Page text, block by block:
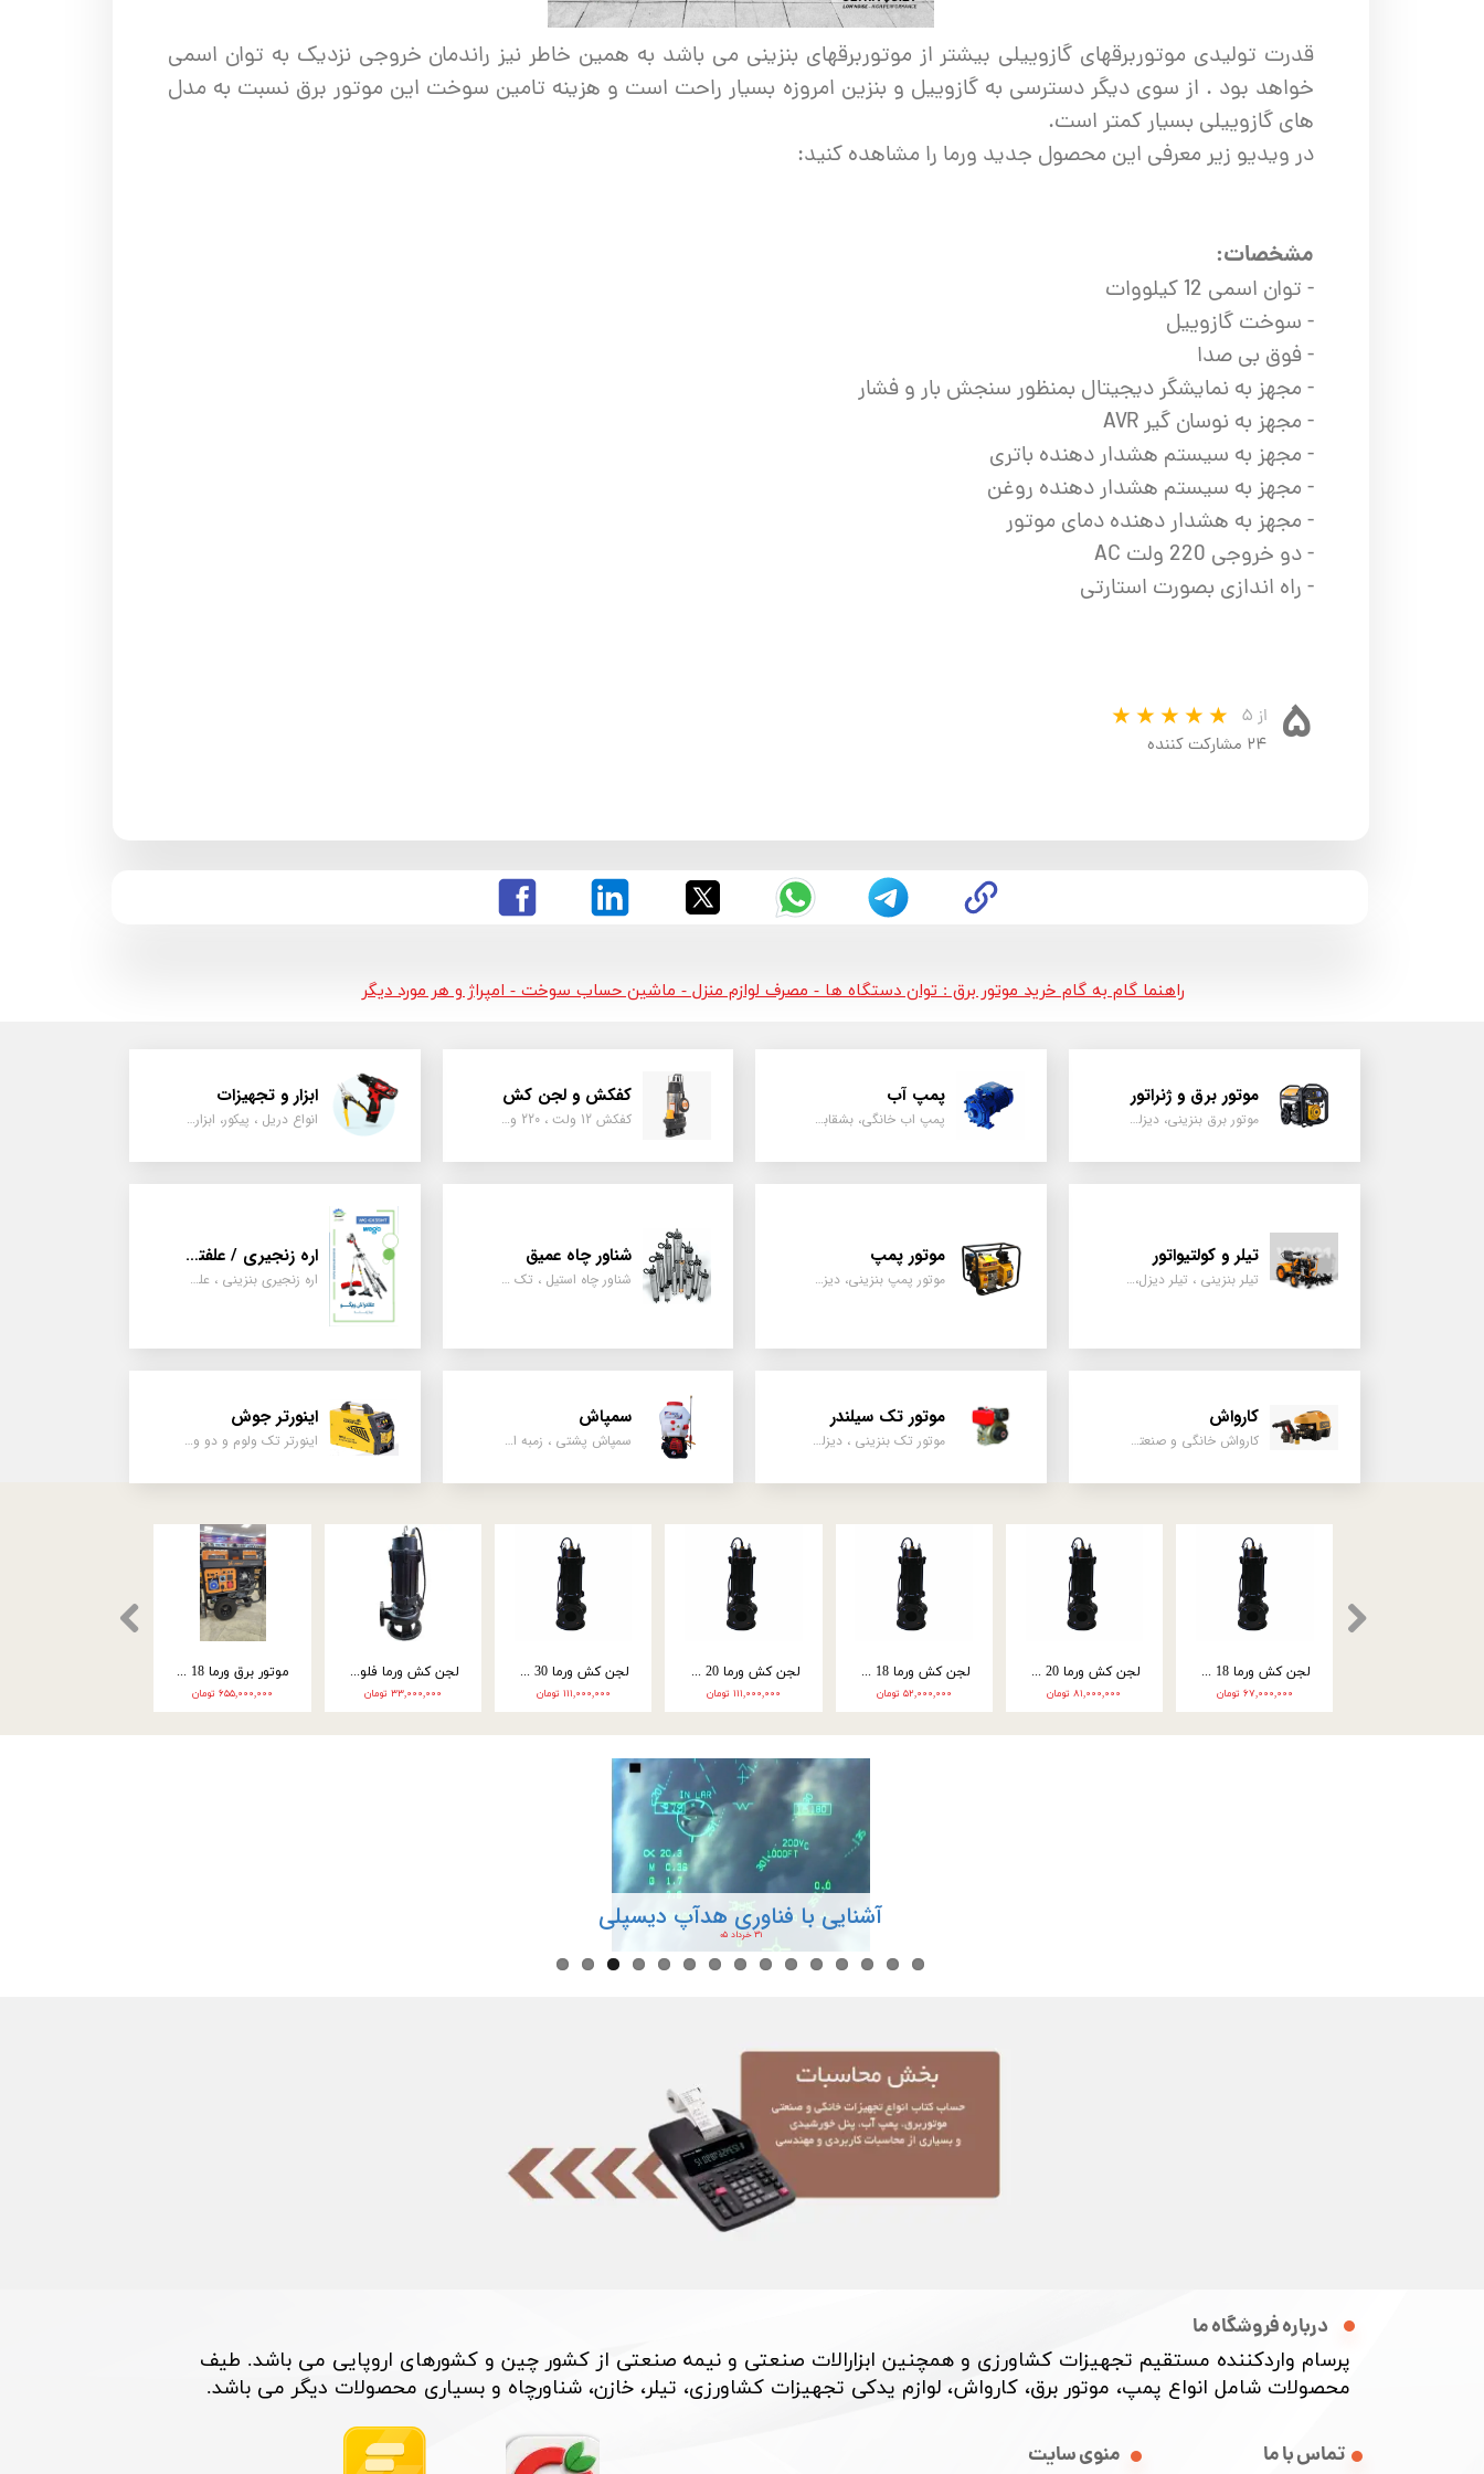
قدرت تولیدی موتوربرقهای گازوییلی بیشتر از موتوربرقهای بنزینی می باشد به همین خاطر نیز راندمان خروجی نزدیک به توان اسمی
خواهد بود . از سوی دیگر دسترسی به گازوییل و بنزین امروزه بسیار راحت است و هزینه تامین سوخت این موتور برق نسبت به مدل
های گازوییلی بسیار کمتر است.
در ویدیو زیر معرفی این محصول جدید ورما را مشاهده کنید:‌
مشخصات:
- توان اسمی 12 کیلووات
- سوخت گازوییل
- فوق بی صدا
- مجهز به نمایشگر دیجیتال بمنظور سنجش بار و فشار
- مجهز به نوسان گیر AVR
- مجهز به سیستم هشدار دهنده باتری
- مجهز به سیستم هشدار دهنده روغن
- مجهز به هشدار دهنده دمای موتور
- دو خروجی 220 ولت AC
- راه اندازی بصورت استارتی
۵
از ۵
۲۴ مشارکت کننده
راهنما گام به گام خرید موتور برق : توان دستگاه ها - مصرف لوازم منزل - ماشین حساب سوخت - امپراژ و هر مورد دیگر
موتور برق و ژنراتور
موتور برق بنزینی، دیزلی ، گازی ، سه گانه سوز
پمپ آب
پمپ اب خانگی، بشقابی ، جتی ، دو پروانه کشاورزی
کفکش و لجن کش
کفکش 12 ولت ، 220 ولت ، یک اینچ به بالا لجن کش کاتردار، لجن کش چدنی
ابزار و تجهیزات
انواع دریل ، پیکور، ابزارالات، سیل مکانیکی، قطعات پمپ
تیلر و کولتیواتور
تیلر بنزینی ، تیلر دیزل، تیلر چهار چرخ، تیلر مزرعه و کشاورزی
موتور پمپ
موتور پمپ بنزینی، دیزلی، نفتی ، یک اینچ به بالا
شناور چاه عمیق
شناور چاه استیل ، تک فاز و سه فاز، یک اینچ به بالا
اره زنجیری / علفتراش
اره زنجیری بنزینی ، علفتراش دو زمانه و چهار زمانه ، دوشی و پشتی
کارواش
کارواش خانگی و صنعتی و نیمه صنعتی
موتور تک سیلندر
موتور تک بنزینی ، دیزلی، کارتینگی ، تیلری
سمپاش
سمپاش پشتی ، زمبه ای ، فرغونی ، دستی ، موتوری
اینورتر جوش
اینورتر تک ولوم و دو ولوم امپر بالا
۸۱,۰۰۰,۰۰۰ تومان ۶۷,۰۰۰,۰۰۰ تومان ۵۶,۰۰۰,۰۰۰ تومان ۴۴,۰۰۰,۰۰۰ تومان ۲۴,۸۰۰,۰۰۰ تومان ۲۳,۶۰۰,۰۰۰ تومان ۲۰,۸۰۰,۰۰۰ تومان
آشنایی با فناوری هدآپ دیسپلی
۳۱ خرداد ۰۵
درباره فروشگاه ما
پرسام واردکننده مستقیم تجهیزات کشاورزی و همچنین ابزارالات صنعتی و نیمه صنعتی از کشور چین و کشورهای اروپایی می باشد. طیف
محصولات شامل انواع پمپ، موتور برق، کارواش، لوازم یدکی تجهیزات کشاورزی، تیلر، خازن، شناورچاه و بسیاری محصولات دیگر می باشد. ​​​​​​​
منوی سایت تماس با ما